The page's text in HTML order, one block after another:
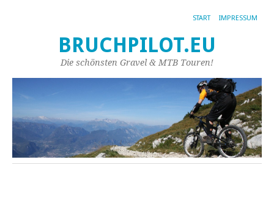
START IMPRESSUM
BRUCHPILOT.EU
Die schönsten Gravel & MTB Touren!